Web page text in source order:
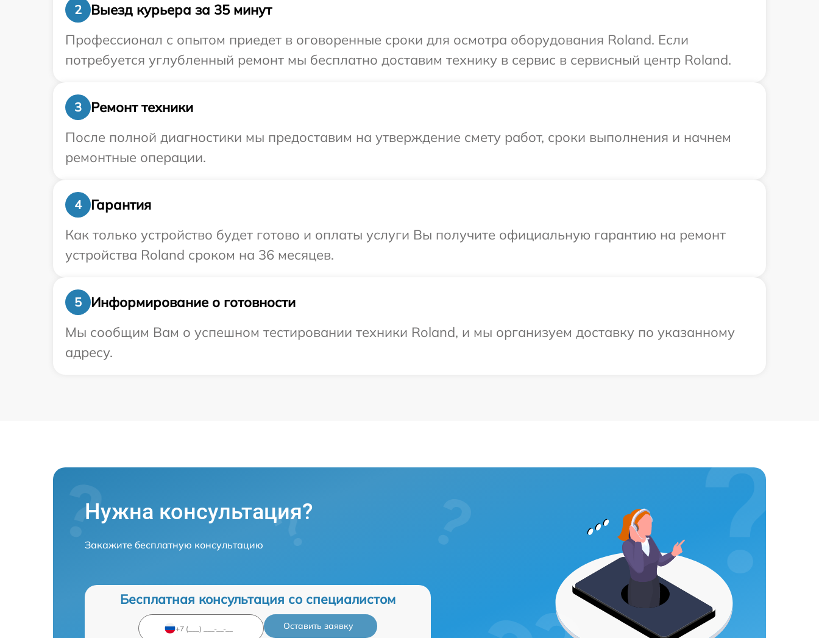
2
Выезд курьера за 35 минут
Профессионал с опытом приедет в оговоренные сроки для осмотра оборудования Roland. Если
потребуется углубленный ремонт мы бесплатно доставим технику в сервис в сервисный центр Roland.
3
Ремонт техники
После полной диагностики мы предоставим на утверждение смету работ, сроки выполнения и начнем
ремонтные операции.
4
Гарантия
Как только устройство будет готово и оплаты услуги Вы получите официальную гарантию на ремонт
устройства Roland сроком на 36 месяцев.
5
Информирование о готовности
Мы сообщим Вам о успешном тестировании техники Roland, и мы организуем доставку по указанному
адресу.
Нужна консультация?
Закажите бесплатную консультацию
Бесплатная консультация со специалистом
Оставить заявку